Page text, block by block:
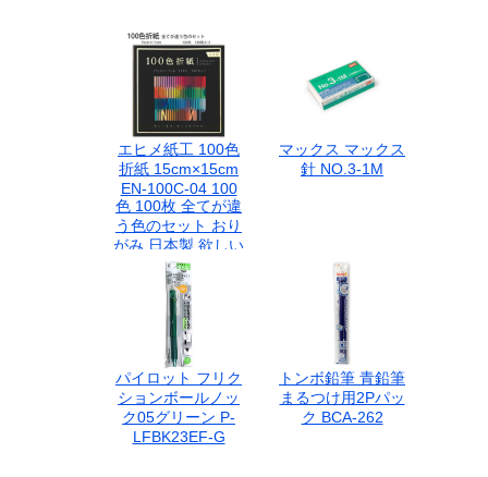
エヒメ紙工 100色
折紙 15cm×15cm
EN-100C-04 100
色 100枚 全てが違
う色のセット おり
がみ 日本製 欲しい
色がきっと見つか
る
マックス マックス
針 NO.3-1M
パイロット フリク
ションボールノッ
ク05グリーン P-
LFBK23EF-G
トンボ鉛筆 青鉛筆
まるつけ用2Pパッ
ク BCA-262